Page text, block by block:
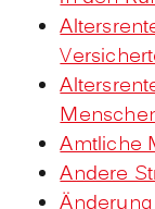
Amtliche
Andere